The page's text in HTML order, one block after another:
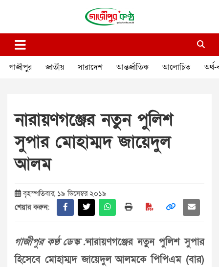
গাজীপুর কণ্ঠ
গাজীপুর জাতীয় সারাদেশ আন্তর্জাতিক আলোচিত অর্থ-
নারায়ণগঞ্জের নতুুন পুলিশ
সুপার মোহাম্মদ জায়েদুল
আলম
বৃহস্পতিবার, ১৯ ডিসেম্বর ২০১৯
শেয়ার করুন:
গাজীপুর কণ্ঠ ডেস্ক :নারায়ণগঞ্জের নতুুন পুলিশ সুপার
হিসেবে মোহাম্মদ জায়েদুল আলমকে পিপিএম (বার)